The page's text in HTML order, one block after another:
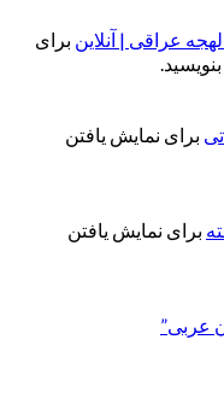
عراقی | آنلاین برای
برای نمایش یافتن
برای نمایش یافتن
عربی”